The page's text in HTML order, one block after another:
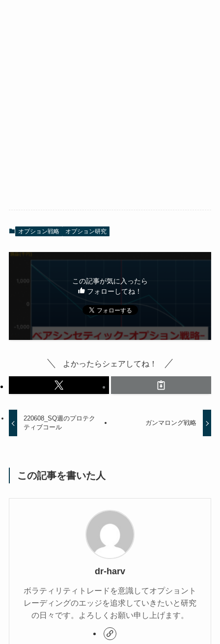
オプション戦略 オプション研究
この記事が気に入ったら
フォローしてね！
よかったらシェアしてね！
220608_SQ週のプロテク
ティブコール
ガンマロング戦略
この記事を書いた人
dr-harv
ボラティリティトレードを意識してオプショント
レーディングのエッジを追求していきたいと研究
の日々です。よろしくお願い申し上げます。